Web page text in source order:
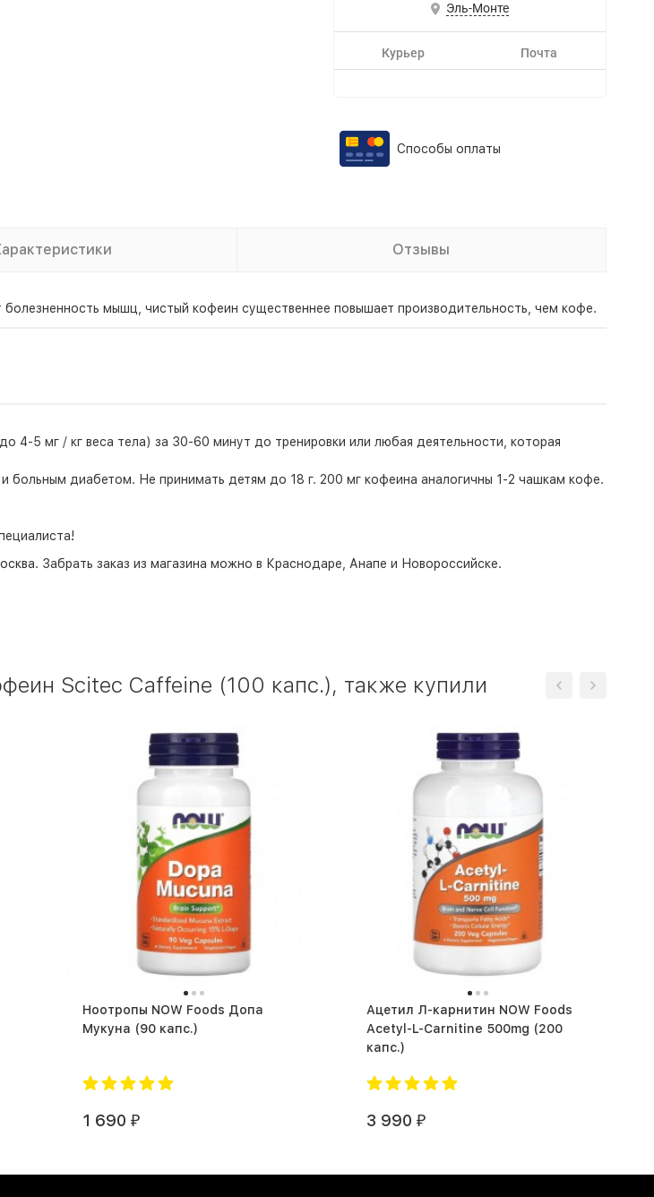
Эль-Монте
Курьер Почта
Способы оплаты
Отзывы
мышц, чистый кофеин существеннее повышает производительность, чем кофе.
4-5 мг / кг веса тела) за 30-60 минут до тренировки или любая деятельности, которая
диабетом. Не принимать детям до 18 г. 200 мг кофеина аналогичны 1-2 чашкам кофе.
. Забрать заказ из магазина можно в Краснодаре, Анапе и Новороссийске.
Scitec Caffeine (100 капс.), также купили
Ноотропы NOW Foods Допа
Мукуна (90 капс.)
1 690 ₽
Ацетил Л-карнитин NOW Foods
Acetyl-L-Carnitine 500mg (200
капс.)
3 990 ₽